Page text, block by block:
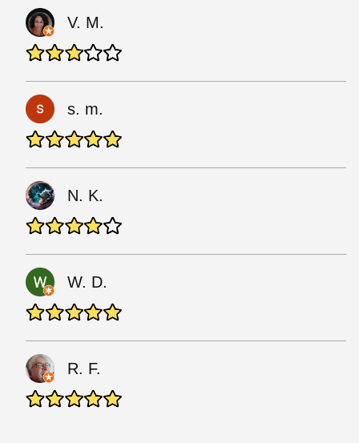
V. M.
s. m.
N. K.
W. D.
R. F.